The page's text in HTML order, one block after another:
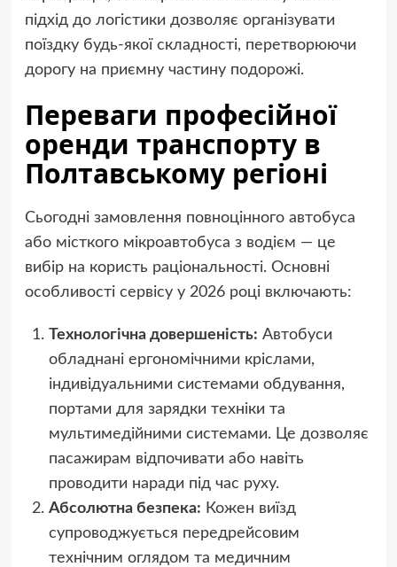
підхід до логістики дозволяє організувати
поїздку будь-якої складності, перетворюючи
дорогу на приємну частину подорожі.
Переваги професійної
оренди транспорту в
Полтавському регіоні
Сьогодні замовлення повноцінного автобуса
або місткого мікроавтобуса з водієм — це
вибір на користь раціональності. Основні
особливості сервісу у 2026 році включають:
Технологічна довершеність: Автобуси
обладнані ергономічними кріслами,
індивідуальними системами обдування,
портами для зарядки техніки та
мультимедійними системами. Це дозволяє
пасажирам відпочивати або навіть
проводити наради під час руху.
Абсолютна безпека: Кожен виїзд
супроводжується передрейсовим
технічним оглядом та медичним